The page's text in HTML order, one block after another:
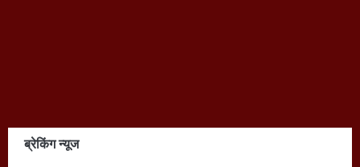
ब्रेकिंग न्यूज